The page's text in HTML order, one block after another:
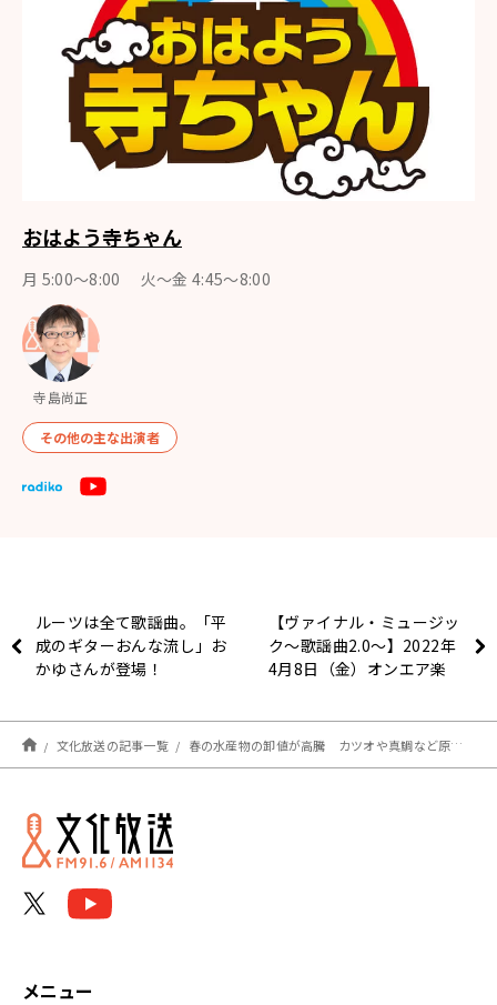
おはよう寺ちゃん
月 5:00～8:00 火～金 4:45～8:00
寺島尚正
その他の主な出演者
ルーツは全て歌謡曲。「平
成のギターおんな流し」お
かゆさんが登場！
【ヴァイナル・ミュージッ
ク～歌謡曲2.0～】2022年
4月8日（金）オンエア楽
文化放送の記事一覧 春の水産物の卸値が高騰 カツオや真鯛など原油高の影響で
メニュー